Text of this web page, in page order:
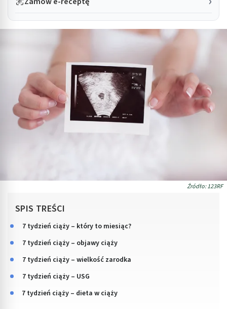
Źródło: 123RF
SPIS TREŚCI
7 tydzień ciąży – który to miesiąc?
7 tydzień ciąży – objawy ciąży
7 tydzień ciąży – wielkość zarodka
7 tydzień ciąży – USG
7 tydzień ciąży – dieta w ciąży